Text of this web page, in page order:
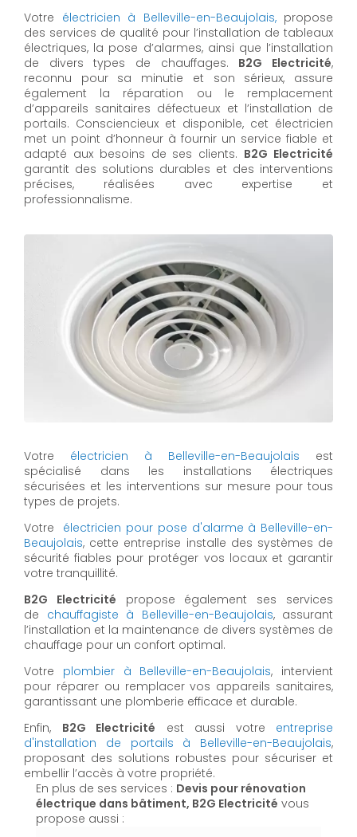
Votre électricien à Belleville-en-Beaujolais,propose
des services de qualité pour l’installation de tableaux
électriques, la pose d’alarmes, ainsi que l’installation
de divers types de chauffages. B2G Electricité,
reconnu pour sa minutie et son sérieux, assure
également la réparation ou le remplacement
d’appareils sanitaires défectueux et l’installation de
portails. Consciencieux et disponible, cet électricien
met un point d’honneur à fournir un service fiable et
adapté aux besoins de ses clients. B2G Electricité
garantit des solutions durables et des interventions
précises, réalisées avec expertise et
professionnalisme.
Votre électricien à Belleville-en-Beaujolais est
spécialisé dans les installations électriques
sécurisées et les interventions sur mesure pour tous
types de projets.
Votre électricien pour pose d'alarme à Belleville-en-
Beaujolais, cette entreprise installe des systèmes de
sécurité fiables pour protéger vos locaux et garantir
votre tranquillité.
B2G Electricité propose également ses services
de chauffagiste à Belleville-en-Beaujolais, assurant
l’installation et la maintenance de divers systèmes de
chauffage pour un confort optimal.
Votre plombier à Belleville-en-Beaujolais, intervient
pour réparer ou remplacer vos appareils sanitaires,
garantissant une plomberie efficace et durable.
Enfin, B2G Electricité est aussi votre entreprise
d'installation de portails à Belleville-en-Beaujolais,
proposant des solutions robustes pour sécuriser et
embellir l’accès à votre propriété.
En plus de ses services : Devis pour rénovation
électrique dans bâtiment, B2G Electricité vous
propose aussi :